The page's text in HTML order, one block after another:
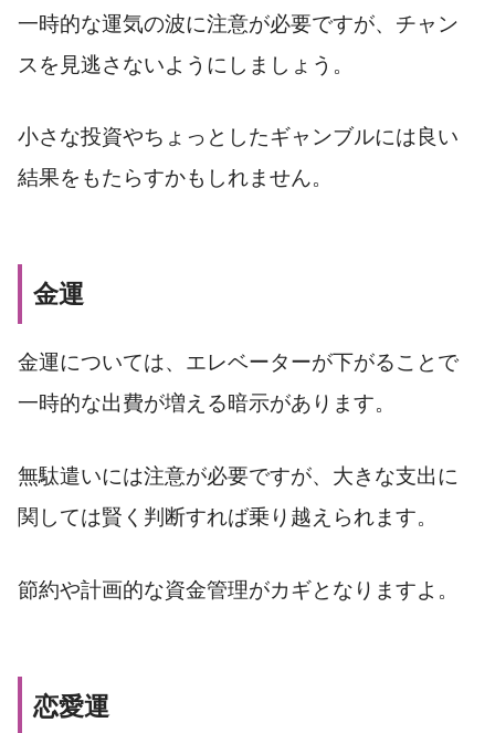
一時的な運気の波に注意が必要ですが、チャン
スを見逃さないようにしましょう。
小さな投資やちょっとしたギャンブルには良い
結果をもたらすかもしれません。
金運
金運については、エレベーターが下がることで
一時的な出費が増える暗示があります。
無駄遣いには注意が必要ですが、大きな支出に
関しては賢く判断すれば乗り越えられます。
節約や計画的な資金管理がカギとなりますよ。
恋愛運